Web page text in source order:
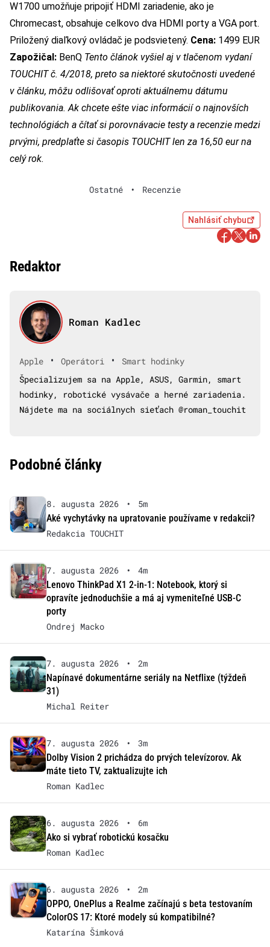
W1700 umožňuje pripojiť HDMI zariadenie, ako je
Chromecast, obsahuje celkovo dva HDMI porty a VGA port.
Priložený diaľkový ovládač je podsvietený. Cena: 1499 EUR
Zapožičal: BenQ Tento článok vyšiel aj v tlačenom vydaní
TOUCHIT č. 4/2018, preto sa niektoré skutočnosti uvedené
v článku, môžu odlišovať oproti aktuálnemu dátumu
publikovania. Ak chcete ešte viac informácií o najnovších
technológiách a čítať si porovnávacie testy a recenzie medzi
prvými, predplaťte si časopis TOUCHITlen za 16,50 eur na
celý rok.
Ostatné • Recenzie
Nahlásiť chybu
Redaktor
Roman Kadlec
Apple • Operátori •
Smart hodinky
Špecializujem sa na Apple, ASUS, Garmin, smart
hodinky, robotické vysávače a herné zariadenia.
Nájdete ma na sociálnych sieťach @roman_touchit
Podobné články
8. augusta 2026 •
5m
Aké vychytávky na upratovanie používame v redakcii?
Redakcia TOUCHIT
7. augusta 2026 •
4m
Lenovo ThinkPad X1 2-in-1: Notebook, ktorý si
opravíte jednoduchšie a má aj vymeniteľné USB-C
porty
Ondrej Macko
7. augusta 2026 •
2m
Napínavé dokumentárne seriály na Netflixe (týždeň
31)
Michal Reiter
7. augusta 2026 •
3m
Dolby Vision 2 prichádza do prvých televízorov. Ak
máte tieto TV, zaktualizujte ich
Roman Kadlec
6. augusta 2026 •
6m
Ako si vybrať robotickú kosačku
Roman Kadlec
6. augusta 2026 •
2m
OPPO, OnePlus a Realme začínajú s beta testovaním
ColorOS 17: Ktoré modely sú kompatibilné?
Katarína Šimková